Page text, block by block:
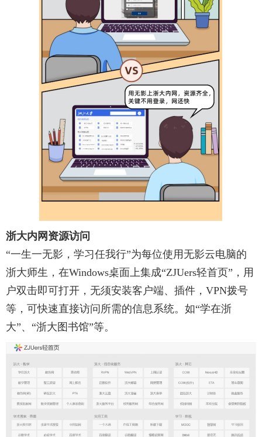
浙大内网 资源访问
“一生一无影，学习任我行”为每位使用无影云电脑的
浙大师生，在Windows桌面上集成“ZJUers轻首页”，用
户双击即可打开，无须安装客户端、 插件 ， VPN拨号
等 ， 可快速直接访问所需的信息系统。 如“学在浙
大”、“浙大图书馆”等。